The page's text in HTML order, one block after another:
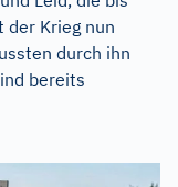
der Krieg nun
durch ihn
bereits